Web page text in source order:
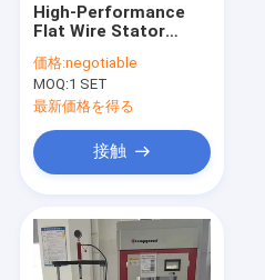
High-Performance
Flat Wire Stator
Stator Production
価格:negotiable
MOQ:1 SET
最新価格を得る
接触